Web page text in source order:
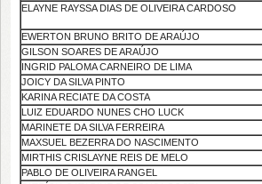
ELAYNE RAYSSA DIAS DE OLIVEIRA CARDOSO
EWERTON BRUNO BRITO DE ARAÚJO
GILSON SOARES DE ARAÚJO
INGRID PALOMA CARNEIRO DE LIMA
JOICY DA SILVA PINTO
KARINA RECIATE DA COSTA
LUIZ EDUARDO NUNES CHO LUCK
MARINETE DA SILVA FERREIRA
MAXSUEL BEZERRA DO NASCIMENTO
MIRTHIS CRISLAYNE REIS DE MELO
PABLO DE OLIVEIRA RANGEL